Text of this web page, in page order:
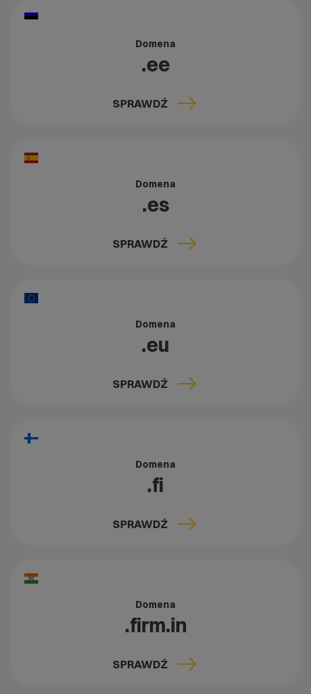
Domena
.ee
SPRAWDŹ
Domena
.es
SPRAWDŹ
Domena
.eu
SPRAWDŹ
Domena
.fi
SPRAWDŹ
Domena
.firm.in
SPRAWDŹ